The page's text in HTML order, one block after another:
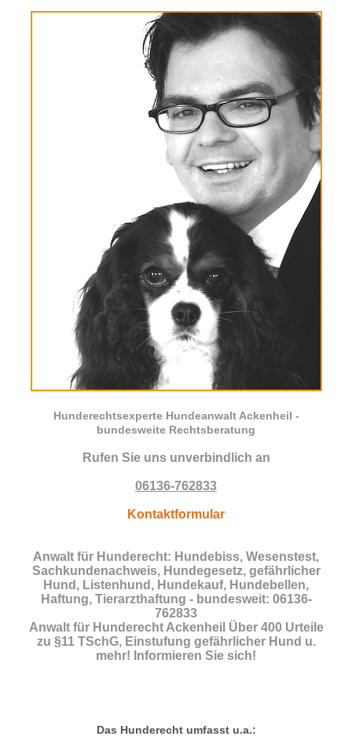
Hunderechtsexperte Hundeanwalt Ackenheil -
bundesweite Rechtsberatung
Rufen Sie uns unverbindlich an
06136-762833
Kontaktformular
Anwalt für Hunderecht: Hundebiss, Wesenstest,
Sachkundenachweis, Hundegesetz, gefährlicher
Hund, Listenhund, Hundekauf, Hundebellen,
Haftung, Tierarzthaftung - bundesweit: 06136-
762833
Anwalt für Hunderecht Ackenheil Über 400 Urteile
zu §11 TSchG, Einstufung gefährlicher Hund u.
mehr! Informieren Sie sich!
Das Hunderecht umfasst u.a.: